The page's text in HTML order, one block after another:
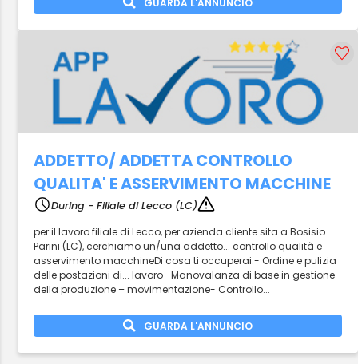
ADDETTO/ ADDETTA CONTROLLO
QUALITA' E ASSERVIMENTO MACCHINE
During - Filiale di Lecco (LC)
per il lavoro filiale di Lecco, per azienda cliente sita a Bosisio
Parini (LC), cerchiamo un/una addetto... controllo qualità e
asservimento macchineDi cosa ti occuperai:- Ordine e pulizia
delle postazioni di... lavoro- Manovalanza di base in gestione
della produzione – movimentazione- Controllo...
GUARDA L'ANNUNCIO